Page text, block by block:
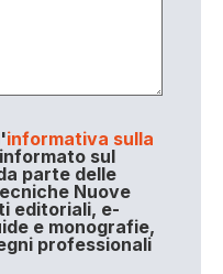
informativa sulla
sul
parte delle
Nuove
editoriali, e-
e monografie,
professionali